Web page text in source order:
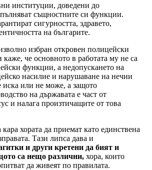
институции, доведени до
същностните си функции.
сигурността, здравето,
на българите.
избран откровен полицейски
че основното в работата му не са
функции, а недопускането на
насилие и нарушаване на нечии
иска или не може, а защото
на държавата е част от
и налага произтичащите от това
хората да приемат като единствена
Тази липса дава и
и други кретени да бият и
са нещо различни, хора, които
да живеят по правилата.